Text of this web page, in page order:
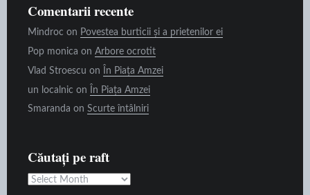
Comentarii recente
Mindroc on Povestea burticii și a prietenilor ei
Pop monica on Arbore ocrotit
Vlad Stroescu on
În Piața Amzei
un localnic on
În Piața Amzei
Smaranda on Scurte întâlniri
Căutați pe raft
Căutați